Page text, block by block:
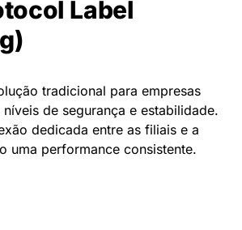
Label
tradicional para empresas
de segurança e estabilidade.
dedicada entre as filiais e a
uma performance consistente.